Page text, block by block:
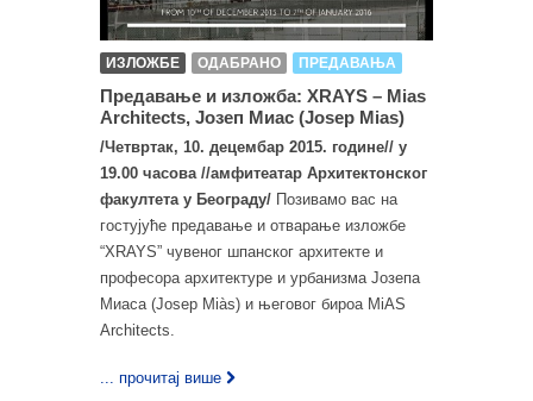
ИЗЛОЖБЕ ОДАБРАНО ПРЕДАВАЊА
Предавање и изложба: XRAYS – Mias
Architects, Јозеп Миас (Josep Mias)
/Четвртак, 10. децембар 2015. године// у
19.00 часова //амфитеатар Архитектонског
факултета у Београду/ Позивамо вас на
гостујуће предавање и отварање изложбе
“XRAYS” чувеног шпанског архитекте и
професора архитектуре и урбанизма Jозепа
Миаса (Josep Miàs) и његовог бироа MiAS
Architects.
... прочитај више